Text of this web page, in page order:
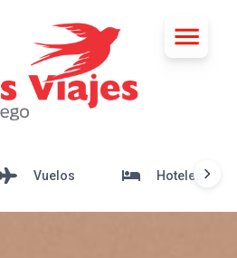
Vuelos Hoteles